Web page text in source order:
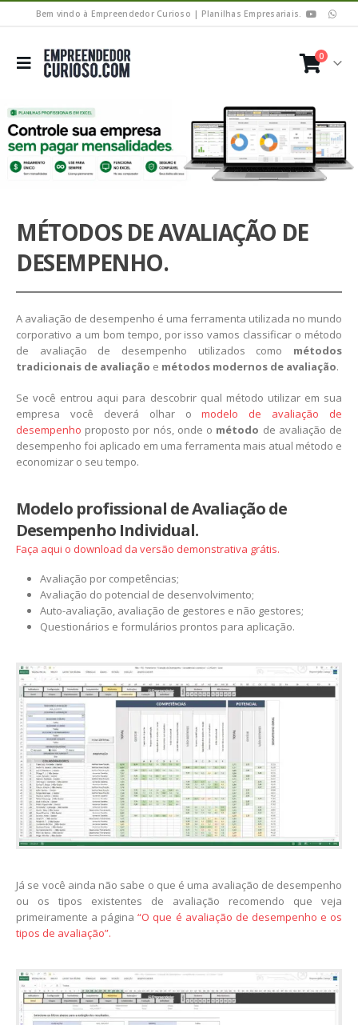
Bem vindo à Empreendedor Curioso | Planilhas Empresariais.
0
MÉTODOS DE AVALIAÇÃO DE
DESEMPENHO.
A avaliação de desempenho é uma ferramenta utilizada no mundo
corporativo a um bom tempo, por isso vamos classificar o método
de avaliação de desempenho utilizados como métodos
tradicionais de avaliação e métodos modernos de avaliação.
Se você entrou aqui para descobrir qual método utilizar em sua
empresa você deverá olhar omodelo de avaliação de
desempenho proposto por nós, onde o método de avaliação de
desempenho foi aplicado em uma ferramenta mais atual método e
economizar o seu tempo.
Modelo profissional de Avaliação de
Desempenho Individual.
Faça aqui o download da versão demonstrativa grátis.
Avaliação por competências;
Avaliação do potencial de desenvolvimento;
Auto-avaliação, avaliação de gestores e não gestores;
Questionários e formulários prontos para aplicação.
Já se você ainda não sabe o que é uma avaliação de desempenho
ou os tipos existentes de avaliação recomendo que veja
primeiramente a página “O que é avaliação de desempenho e os
tipos de avaliação”.